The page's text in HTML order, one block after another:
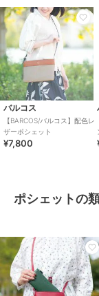
バルコス
【BARCOS/バルコス】配色レ
ザーポシェット
¥7,800
ポシェットの